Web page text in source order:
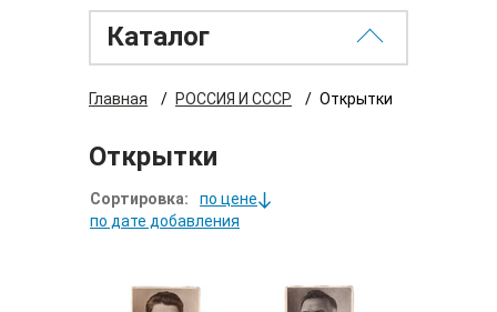
Каталог
Главная / РОССИЯ И СССР / Открытки
Открытки
Сортировка:
по цене
по дате добавления